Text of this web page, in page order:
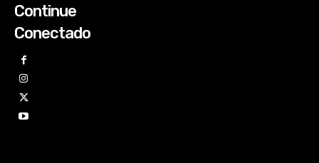
Continue
Conectado